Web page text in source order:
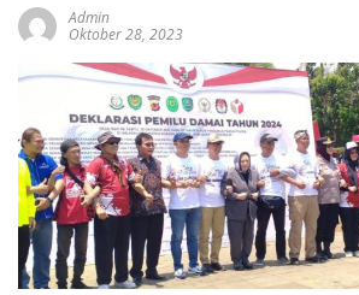
Admin
Oktober 28, 2023